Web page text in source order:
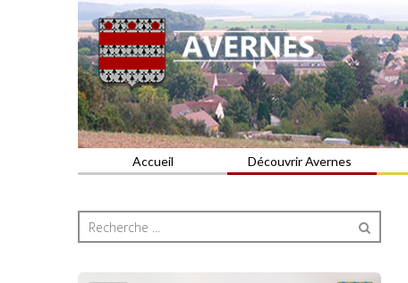
AVERNES
Commune du Val d'Oise
Accueil Découvrir Avernes